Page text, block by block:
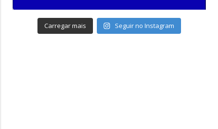
Carregar mais Seguir no Instagram